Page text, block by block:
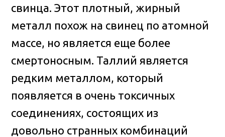
свинца. Этот плотный, жирный
металл похож на свинец по атомной
массе, но является еще более
смертоносным. Таллий является
редким металлом, который
появляется в очень токсичных
соединениях, состоящих из
довольно странных комбинаций